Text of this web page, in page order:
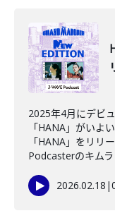
2025年4月にデビ
「HANA」がいよ
「HANA」をリリ
Podcasterのキム
2026.02.18 |